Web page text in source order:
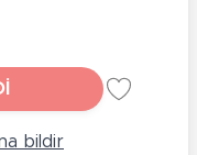
bildir